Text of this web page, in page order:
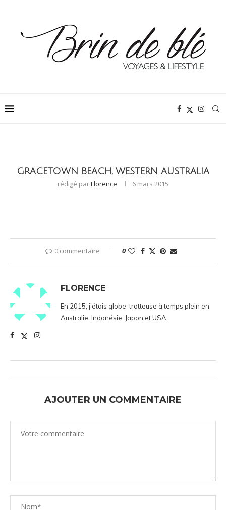
GRACETOWN BEACH, WESTERN AUSTRALIA
rédigé parFlorence 6 mars 2015
0 commentaire 0
FLORENCE
En 2015, j'étais globe-trotteuse à temps plein en
Australie, Indonésie, Japon et USA.
AJOUTER UN COMMENTAIRE